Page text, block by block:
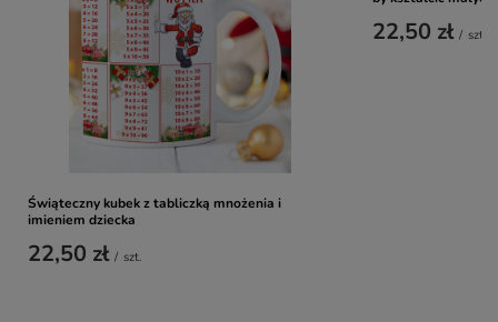
Świąteczny kubek z tabliczką mnożenia i
imieniem dziecka
22,50 zł / szt.
22,50 zł / szt.